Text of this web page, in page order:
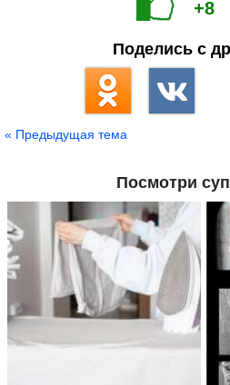
+8
Поделись с
« Предыдущая тема
Посмотри